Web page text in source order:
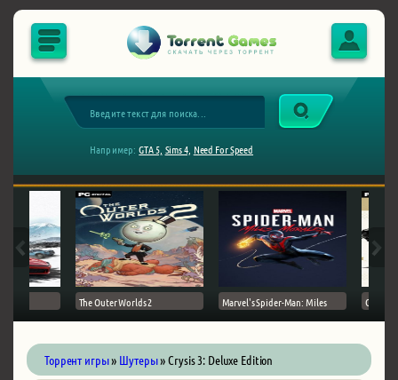
Например: GTA 5, Sims 4, Need For Speed
The Outer Worlds 2 Marvel's Spider-Man: Miles Ghost
Торрент игры» Шутеры» Crysis 3: Deluxe Edition